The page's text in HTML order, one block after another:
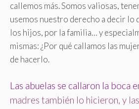
callemos más. Somos valiosas,
usemos nuestro derecho a decir lo
los hijos, por la familia… y
mismas: ¿Por qué callamos las
de hacerlo.
Las abuelas se callaron la boca
madres también lo hicieron, y